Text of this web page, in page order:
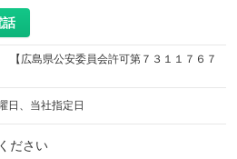
話
広島県公安委員会許可第７３１１７６７
日、当社指定日
ださい